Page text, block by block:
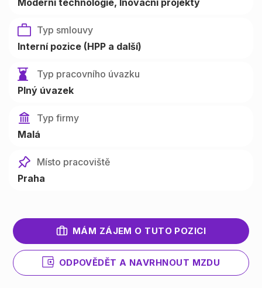
Moderní technologie Inovační projekty
Typ smlouvy
Interní pozice (HPP a další)
Typ pracovního úvazku
Plný úvazek
Typ firmy
Malá
Místo pracoviště
Praha
MÁM ZÁJEM O TUTO POZICI
ODPOVĚDĚT A NAVRHNOUT MZDU